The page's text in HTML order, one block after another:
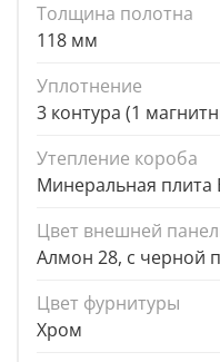
Толщина полотна
118 мм
Уплотнение
3 контура (1
Утепление короба
Минеральная плита
Цвет внешней
Алмон 28, с черной
Цвет фурнитуры
Хром